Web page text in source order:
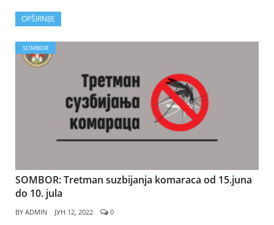
OPŠIRNIJE
SOMBOR
SOMBOR: Tretman suzbijanja komaraca od 15.juna
do 10. jula
BY ADMIN ЈУН 12, 2022 0